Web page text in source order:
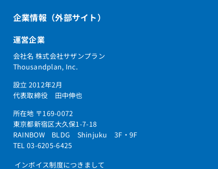
企業情報（外部サイト）
運営企業
会社名 株式会社サザンプラン
Thousandplan, Inc.
設立 2012年2月
代表取締役 田中伸也
所在地 〒169-0072
東京都新宿区大久保1-7-18
RAINBOW BLDG Shinjuku 3F・9F
TEL 03-6205-6425
インボイス制度につきまして